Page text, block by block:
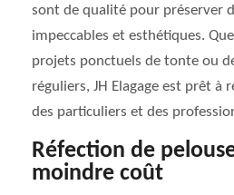
sont de qualité pour préserver
impeccables et esthétiques.
projets ponctuels de tonte ou
réguliers, JH Elagage est prêt à
des particuliers et des
Réfection de
moindre coût